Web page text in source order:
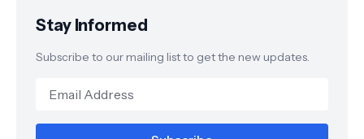
Stay Informed
Subscribe to our mailing list to get the new updates.